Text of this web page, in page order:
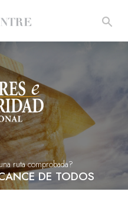
ruta comprobada?
DE TODOS